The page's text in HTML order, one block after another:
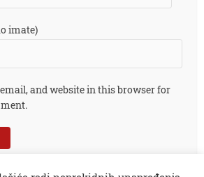
imate)
and website in this browser for